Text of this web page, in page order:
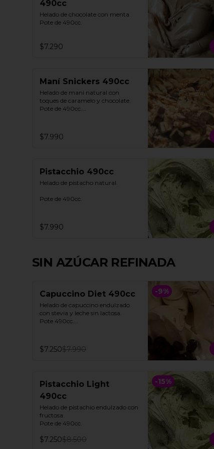
490cc
Helado de chocolate con menta.
Pote de 490cc.
$7.290
Maní Snickers 490cc
Helado de mani natural con
toques de caramelo y chocolate.
Pote de 490cc.
$7.990
Pistacchio 490cc
Helado de pistacho natural.
Pote de 490cc.
$7.990
SIN AZÚCAR REFINADA
-9%
Capuccino Diet 490cc
Helado de capuccino endulzado
con stevia y leche sin lactosa.
Pote 490cc.
$7.250$7.990
-15%
Pistacchio Light
490cc
Helado de pistachio endulzado con
fructosa.
Pote de 490cc.
$7.250$8.500